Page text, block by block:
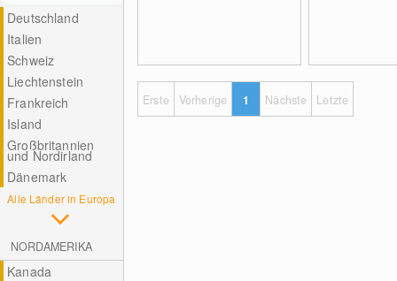
Deutschland
Italien
Schweiz
Liechtenstein
Frankreich
Island
Großbritannien
und Nordirland
Dänemark
Alle Länder in Europa
NORDAMERIKA
Kanada
Erste Vorherige 1 Nächste Letzte